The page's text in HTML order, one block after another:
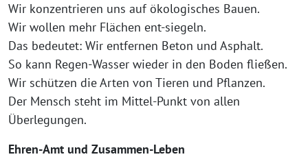
Wir konzentrieren uns auf ökologisches Bauen.
Wir wollen mehr Flächen ent-siegeln.
Das bedeutet: Wir entfernen Beton und Asphalt.
So kann Regen-Wasser wieder in den Boden fließen.
Wir schützen die Arten von Tieren und Pflanzen.
Der Mensch steht im Mittel-Punkt von allen
Überlegungen.
Ehren-Amt und Zusammen-Leben